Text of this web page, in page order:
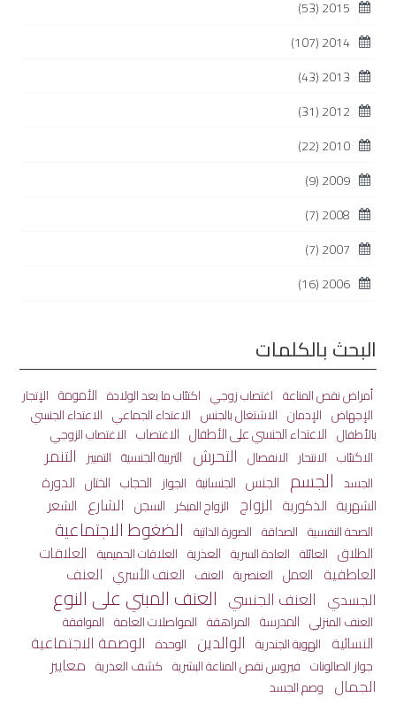
2015
(53)
2014
(107)
2013
(43)
2012
(31)
2010
(22)
2009
(9)
2008
(7)
2007
(7)
2006
(16)
البحث بالكلمات
أمراض نقص المناعة اغتصاب زوجي اكتئاب ما بعد الولادة الأمومة الإتجار
الإجهاض الإدمان الاشتغال بالجنس الاعتداء الجماعي الاعتداء الجنسي
بالأطفال الاعتداء الجنسي على الأطفال الاغتصاب الاغتصاب الزوجي
الاكتئاب الانتحار الانفصال التحرش التربية الجنسية التمييز التنمر
الجسد الجسم الجنس الجنسانية الجواز الحجاب الختان الدورة
الشهرية الذكورية الزواج الزواج المبكر السجن الشارع الشعر
الصحة النفسية الصداقة الصورة الذاتية الضغوط الاجتماعية
الطلاق العائلة العادة السرية العذرية العلاقات الحميمية العلاقات
العاطفية العمل العنصرية العنف العنف الأسري العنف
الجسدي العنف الجنسي العنف المبني على النوع
العنف المنزلي المدرسة المراهقة المواصلات العامة الموافقة
النسائية الهوية الجندرية الوالدين الوحدة الوصمة الاجتماعية
جواز الصالونات فيروس نقص المناعة البشرية كشف العذرية معايير
الجمال وصم الجسد